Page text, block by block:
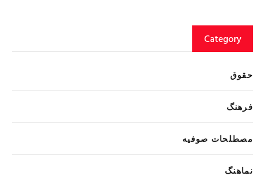
Category
حقوق
فرهنگ
مصطلحات صوفیه
نماهنگ